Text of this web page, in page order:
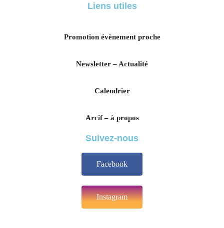
Liens utiles
Promotion évènement proche
Newsletter – Actualité
Calendrier
Arcif – à propos
Suivez-nous
Facebook
Instagram